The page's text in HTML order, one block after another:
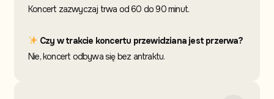
Koncert zazwyczaj trwa od 60 do 90 minut.
Czy w trakcie koncertu przewidziana jest przerwa?
Nie, koncert odbywa się bez antraktu.